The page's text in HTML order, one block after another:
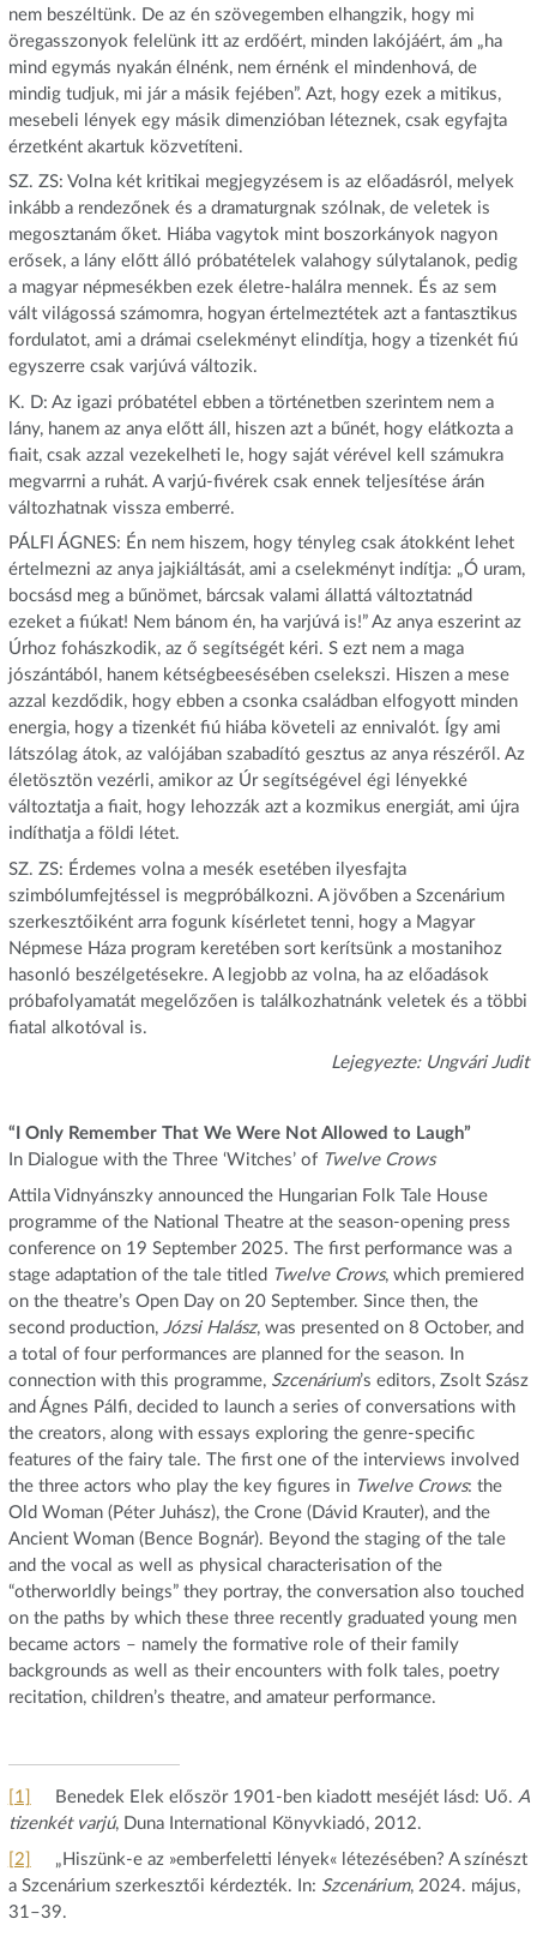
nem beszéltünk. De az én szövegemben elhangzik, hogy mi
öregasszonyok felelünk itt az erdőért, minden lakójáért, ám „ha
mind egymás nyakán élnénk, nem érnénk el mindenhová, de
mindig tudjuk, mi jár a másik fejében”. Azt, hogy ezek a mitikus,
mesebeli lények egy másik dimenzióban léteznek, csak egyfajta
érzetként akartuk közvetíteni.
SZ. ZS: Volna két kritikai megjegyzésem is az előadásról, melyek
inkább a rendezőnek és a dramaturgnak szólnak, de veletek is
megosztanám őket. Hiába vagytok mint boszorkányok nagyon
erősek, a lány előtt álló próbatételek valahogy súlytalanok, pedig
a magyar népmesékben ezek életre-halálra mennek. És az sem
vált világossá számomra, hogyan értelmeztétek azt a fantasztikus
fordulatot, ami a drámai cselekményt elindítja, hogy a tizenkét fiú
egyszerre csak varjúvá változik.
K. D: Az igazi próbatétel ebben a történetben szerintem nem a
lány, hanem az anya előtt áll, hiszen azt a bűnét, hogy elátkozta a
fiait, csak azzal vezekelheti le, hogy saját vérével kell számukra
megvarrni a ruhát. A varjú-fivérek csak ennek teljesítése árán
változhatnak vissza emberré.
PÁLFI ÁGNES: Én nem hiszem, hogy tényleg csak átokként lehet
értelmezni az anya jajkiáltását, ami a cselekményt indítja: „Ó uram,
bocsásd meg a bűnömet, bárcsak valami állattá változtatnád
ezeket a fiúkat! Nem bánom én, ha varjúvá is!” Az anya eszerint az
Úrhoz fohászkodik, az ő segítségét kéri. S ezt nem a maga
jószántából, hanem kétségbeesésében cselekszi. Hiszen a mese
azzal kezdődik, hogy ebben a csonka családban elfogyott minden
energia, hogy a tizenkét fiú hiába követeli az ennivalót. Így ami
látszólag átok, az valójában szabadító gesztus az anya részéről. Az
életösztön vezérli, amikor az Úr segítségével égi lényekké
változtatja a fiait, hogy lehozzák azt a kozmikus energiát, ami újra
indíthatja a földi létet.
SZ. ZS: Érdemes volna a mesék esetében ilyesfajta
szimbólumfejtéssel is megpróbálkozni. A jövőben a Szcenárium
szerkesztőiként arra fogunk kísérletet tenni, hogy a Magyar
Népmese Háza program keretében sort kerítsünk a mostanihoz
hasonló beszélgetésekre. A legjobb az volna, ha az előadások
próbafolyamatát megelőzően is találkozhatnánk veletek és a többi
fiatal alkotóval is.
Lejegyezte: Ungvári Judit
“I Only Remember That We Were Not Allowed to Laugh”
In Dialogue with the Three ‘Witches’ of Twelve Crows
Attila Vidnyánszky announced the Hungarian Folk Tale House
programme of the National Theatre at the season-opening press
conference on 19 September 2025. The first performance was a
stage adaptation of the tale titled Twelve Crows, which premiered
on the theatre’s Open Day on 20 September. Since then, the
second production, Józsi Halász, was presented on 8 October, and
a total of four performances are planned for the season. In
connection with this programme, Szcenárium’s editors, Zsolt Szász
and Ágnes Pálfi, decided to launch a series of conversations with
the creators, along with essays exploring the genre-specific
features of the fairy tale. The first one of the interviews involved
the three actors who play the key figures in Twelve Crows: the
Old Woman (Péter Juhász), the Crone (Dávid Krauter), and the
Ancient Woman (Bence Bognár). Beyond the staging of the tale
and the vocal as well as physical characterisation of the
“otherworldly beings” they portray, the conversation also touched
on the paths by which these three recently graduated young men
became actors – namely the formative role of their family
backgrounds as well as their encounters with folk tales, poetry
recitation, children’s theatre, and amateur performance.
[1] Benedek Elek először 1901‑ben kiadott meséjét lásd: Uő. A
tizenkét varjú, Duna International Könyvkiadó, 2012.
[2]
„Hiszünk-e az »emberfeletti lények« létezésében? A színészt
a Szcenárium szerkesztői kérdezték. In: Szcenárium, 2024. május,
31–39.